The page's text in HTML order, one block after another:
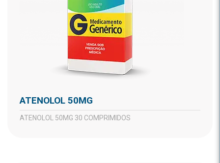
ATENOLOL 50MG
ATENOLOL 50MG 30 COMPRIMIDOS